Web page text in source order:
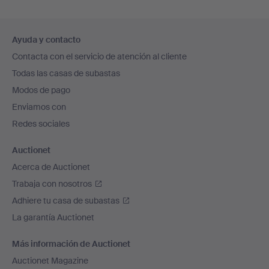
en
el
pie
de
página
Ayuda y contacto
Contacta con el servicio de atención al cliente
Todas las casas de subastas
Modos de pago
Enviamos con
Redes sociales
Auctionet
Acerca de Auctionet
Trabaja con nosotros
Adhiere tu casa de subastas
La garantía Auctionet
Más información de Auctionet
Auctionet Magazine